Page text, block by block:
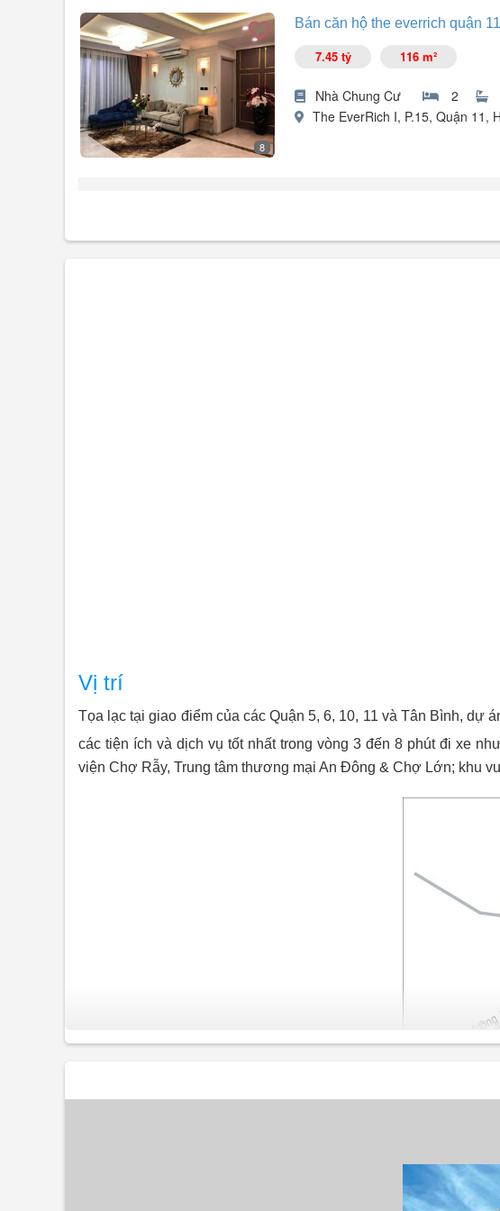
- Diện tích rộng rãi 116m², thiết kế 3PN, 2WC, phù hợp cho gia đình lớn.
- Hướng ban công Đông Bắc, mang lại ánh sáng tự nhiên và gió mát.
- Nội thất để lại đầy đủ, đảm bảo sự tiện nghi ngay khi về ở.
- Pháp lý đầy đủ, sổ đỏ/sổ hồng, ...
8
Bán căn hộ the everrich quận
7.45 tỷ 116 m²
Nhà Chung Cư 2
The EverRich I, P.15, Quận 11,
- Diện tích: 116m², thiết kế 2 phòng ngủ, view đẹp, có sổ hồng chính
- Giá bán: 7.450 tỷ,
Vị trí
Tọa lạc tại giao điểm của các Quận 5, 6, 10, 11 và Tân Bình, dự
các tiện ích và dịch vụ tốt nhất trong vòng 3 đến 8 phút đi xe
viện Chợ Rẫy, Trung tâm thương mại An Đông & Chợ Lớn; khu